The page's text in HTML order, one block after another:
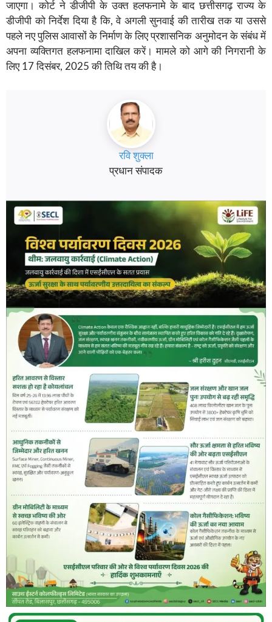
जाएगा। कोर्ट ने डीजीपी के उक्त हलफनामे के बाद छत्तीसगढ़ राज्य के
डीजीपी को निर्देश दिया है कि, वे अगली सुनवाई की तारीख तक या उससे
पहले नए पुलिस आवासों के निर्माण के लिए प्रशासनिक अनुमोदन के संबंध में
अपना व्यक्तिगत हलफनामा दाखिल करें। मामले को आगे की निगरानी के
लिए 17 दिसंबर, 2025 की तिथि तय की है।
रवि शुक्ला
प्रधान संपादक